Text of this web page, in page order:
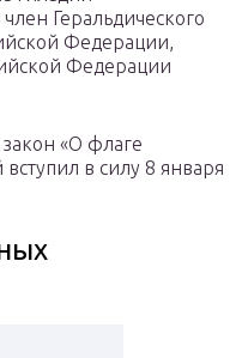
Геральдического
Федерации,
Федерации
«О флаге
в силу 8 января